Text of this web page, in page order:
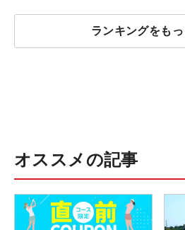
ランキングをも
オススメの記事